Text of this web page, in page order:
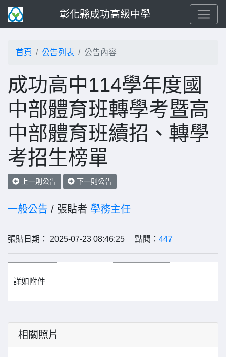
彰化縣成功高級中學
首頁 公告列表 公告內容
成功高中114學年度國
中部體育班轉學考暨高
中部體育班續招、轉學
考招生榜單
上一則公告 下一則公告
一般公告 / 張貼者 學務主任
張貼日期： 2025-07-23 08:46:25 點閱： 447
詳如附件
相關照片